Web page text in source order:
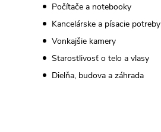
Počítače a notebooky
Kancelárske a písacie potreby
Vonkajšie kamery
Starostlivosť o telo a vlasy
Dielňa, budova a záhrada